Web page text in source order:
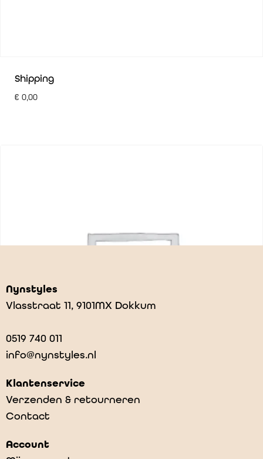
Shipping
€ 0,00
€3,50
Nynstyles
Vlasstraat 11, 9101MX Dokkum
0519 740 011
info@nynstyles.nl
Klantenservice
Verzenden & retourneren
Contact
Account